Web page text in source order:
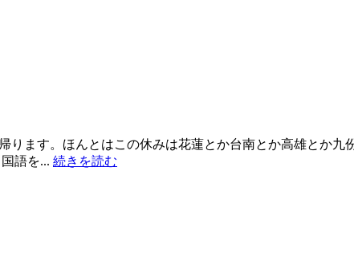
ます。ほんとはこの休みは花蓮とか台南とか高雄とか九
語を... 続きを読む